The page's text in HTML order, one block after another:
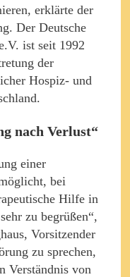
erklärte der
Der Deutsche
ist seit 1992
der
Hospiz- und
nach Verlust“
einer
bei
Hilfe in
zu begrüßen“,
Vorsitzender
zu sprechen,
Verständnis von